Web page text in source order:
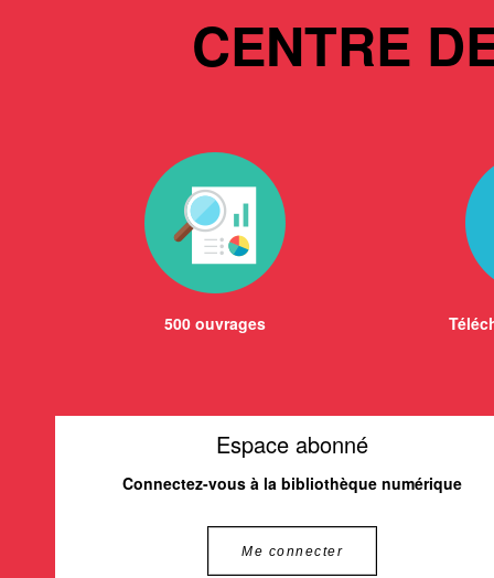
CENTRE
500 ouvrages
Espace abonné
Connectez-vous à la bibliothèque numérique
Me connecter